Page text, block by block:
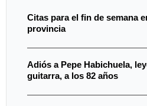
Citas para el fin de semana
provincia
Adiós a Pepe Habichuela,
guitarra, a los 82 años